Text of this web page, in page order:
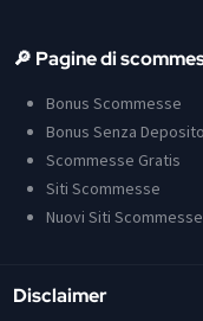
🔎 Pagine di
Bonus Scommesse
Bonus Senza
Scommesse Gratis
Siti Scommesse
Nuovi Siti Scommesse
Disclaimer